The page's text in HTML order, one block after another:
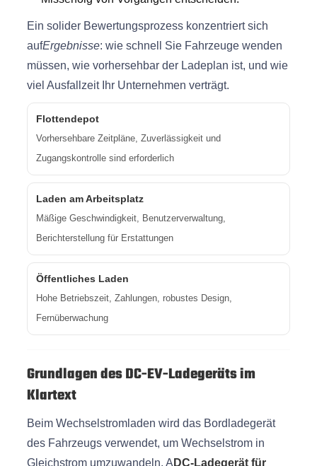
Ein solider Bewertungsprozess konzentriert sich
aufErgebnisse: wie schnell Sie Fahrzeuge wenden
müssen, wie vorhersehbar der Ladeplan ist, und wie
viel Ausfallzeit Ihr Unternehmen verträgt.
Flottendepot
Vorhersehbare Zeitpläne, Zuverlässigkeit und
Zugangskontrolle sind erforderlich
Laden am Arbeitsplatz
Mäßige Geschwindigkeit, Benutzerverwaltung,
Berichterstellung für Erstattungen
Öffentliches Laden
Hohe Betriebszeit, Zahlungen, robustes Design,
Fernüberwachung
Grundlagen des DC-EV-Ladegeräts im
Klartext
Beim Wechselstromladen wird das Bordladegerät
des Fahrzeugs verwendet, um Wechselstrom in
Gleichstrom umzuwandeln. ADC-Ladegerät für